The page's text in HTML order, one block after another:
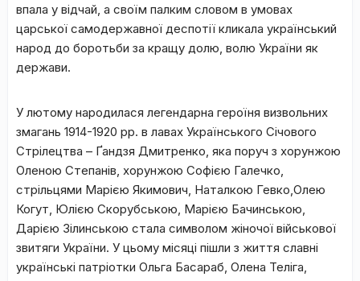
впала у відчай, а своїм палким словом в умовах
царської самодержавної деспотії кликала український
народ до боротьби за кращу долю, волю України як
держави.
У лютому народилася легендарна героїня визвольних
змагань 1914-1920 рр. в лавах Українського Січового
Стрілецтва – Ґандзя Дмитренко, яка поруч з хорунжою
Оленою Степанів, хорунжою Софією Галечко,
стрільцями Марією Якимович, Наталкою Гевко,Олею
Когут, Юлією Скорубською, Марією Бачинською,
Дарією Зілинською стала символом жіночої військової
звитяги України. У цьому місяці пішли з життя славні
українські патріотки Ольга Басараб, Олена Теліга,